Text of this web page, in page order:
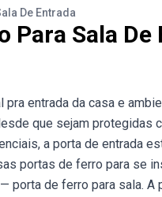
De Entrada
Para Sala De
pra entrada da casa e
que sejam protegidas
a porta de entrada
portas de ferro para se
porta de ferro para sala.